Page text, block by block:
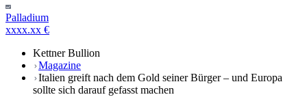
Palladium
xxxx.xx €
Kettner Bullion
Magazine
Italien greift nach dem Gold seiner Bürger – und Europa
sollte sich darauf gefasst machen